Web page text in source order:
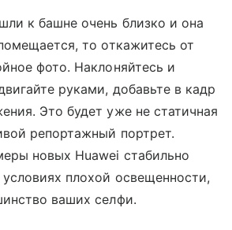
к башне очень близко и она
то откажитесь от
фото. Наклоняйтесь и
руками, добавьте в кадр
Это будет уже не статичная
репортажный портрет.
новых Huawei стабильно
плохой освещенности,
ваших селфи.